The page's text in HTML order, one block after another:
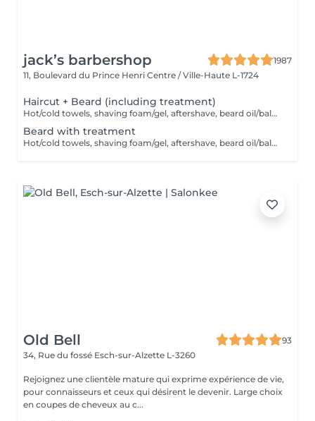
jack’s barbershop
1987
11, Boulevard du Prince Henri Centre / Ville-Haute L-1724
Haircut + Beard (including treatment)
Hot/cold towels, shaving foam/gel, aftershave, beard oil/balm and wax or gel
Beard with treatment
Hot/cold towels, shaving foam/gel, aftershave, beard oil/balm and wax or gel
Old Bell
93
34, Rue du fossé Esch-sur-Alzette L-3260
Rejoignez une clientèle mature qui exprime expérience de vie,
pour connaisseurs et ceux qui désirent le devenir. Large choix
en coupes de cheveux au c...